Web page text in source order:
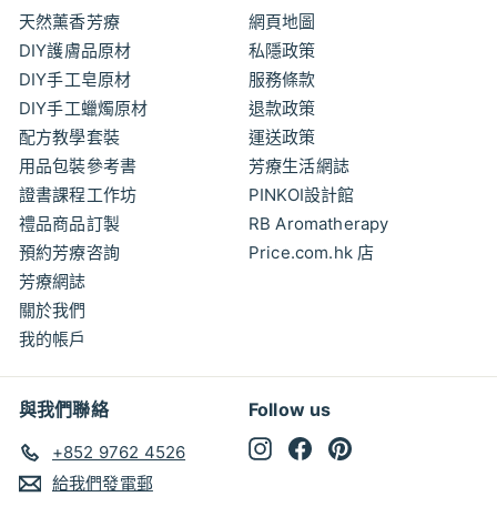
天然薰香芳療
DIY護膚品原材
DIY手工皂原材
DIY手工蠟燭原材
配方教學套裝
用品包裝參考書
證書課程工作坊
禮品商品訂製
預約芳療咨詢
芳療網誌
關於我們
我的帳戶
網頁地圖
私隱政策
服務條款
退款政策
運送政策
芳療生活網誌
PINKOI設計館
RB Aromatherapy
Price.com.hk 店
與我們聯絡
+852 9762 4526
給我們發電郵
Follow us
InstagramFacebook